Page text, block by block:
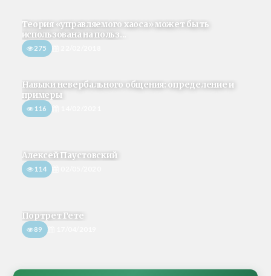
Теория «управляемого хаоса» может быть
использована на польз...
275
Навыки невербального общения: определение и
примеры
116
Алексей Паустовский
114
Портрет Гете
89